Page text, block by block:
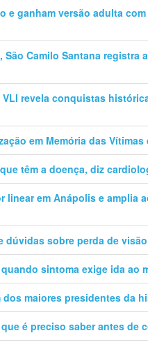
e ganham versão adulta
Camilo Santana registra
VLI revela conquistas
em Memória das Vítimas
têm a doença, diz
linear em Anápolis e amplia
dúvidas sobre perda de
sintoma exige ida ao
maiores presidentes da
é preciso saber antes de